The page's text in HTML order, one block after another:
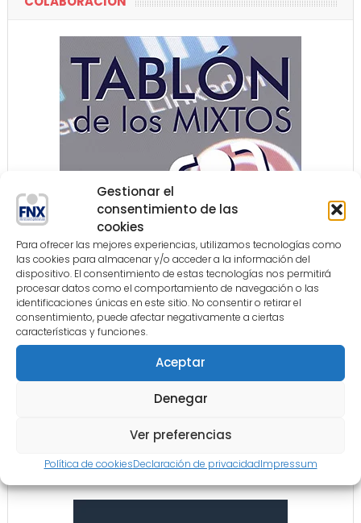
Gestionar el
consentimiento de las
cookies
Para ofrecer las mejores experiencias, utilizamos tecnologías como
las cookies para almacenar y/o acceder a la información del
dispositivo. El consentimiento de estas tecnologías nos permitirá
procesar datos como el comportamiento de navegación o las
identificaciones únicas en este sitio. No consentir o retirar el
consentimiento, puede afectar negativamente a ciertas
características y funciones.
Aceptar
Denegar
Ver preferencias
Política de cookiesDeclaración de privacidadImpressum
COLABORADORES